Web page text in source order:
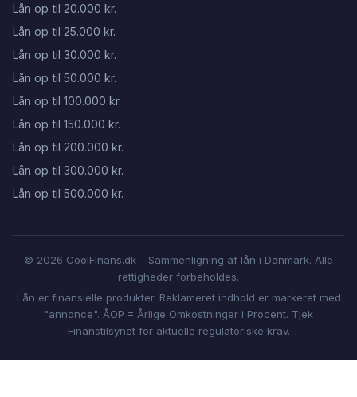
Lån op til 20.000 kr.
Lån op til 25.000 kr.
Lån op til 30.000 kr.
Lån op til 50.000 kr.
Lån op til 100.000 kr.
Lån op til 150.000 kr.
Lån op til 200.000 kr.
Lån op til 300.000 kr.
Lån op til 500.000 kr.
© 2026 CoolFinans.dk – Sammenligning af lån i Danmark. Alle
rettigheder forbeholdes.
Lån er finansielle produkter. Reklameret indhold er markeret med
"annonce". ÅOP = Årlige Omkostninger i Procent. Tjek
Finanstilsynet for aktuelle regulatoriske krav.